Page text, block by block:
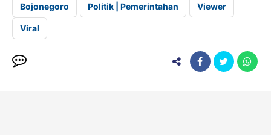
Bojonegoro Politik | Pemerintahan Viewer
Viral